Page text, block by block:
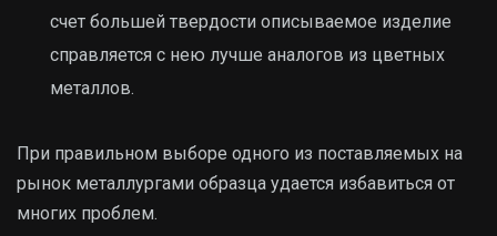
счет большей твердости описываемое изделие
справляется с нею лучше аналогов из цветных
металлов.
При правильном выборе одного из поставляемых на
рынок металлургами образца удается избавиться от
многих проблем.